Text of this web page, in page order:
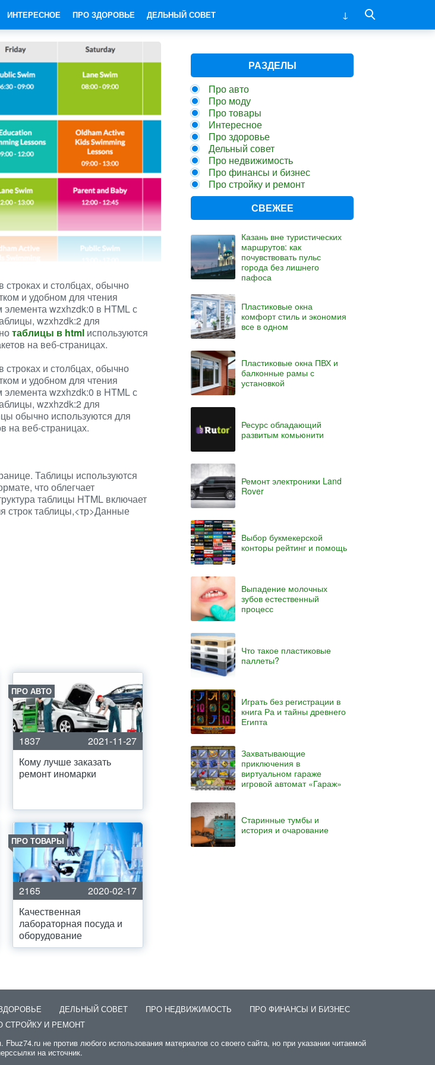
ИНТЕРЕСНОЕ ПРО ЗДОРОВЬЕ ДЕЛЬНЫЙ СОВЕТ
и столбцах, обычно
и удобном для чтения
wzxhzdk:0 в HTML с
wzxhzdk:2 для
таблицы в html используются
на веб-страницах.
и столбцах, обычно
и удобном для чтения
wzxhzdk:0 в HTML с
wzxhzdk:2 для
обычно используются для
на веб-страницах.
Таблицы используются
что облегчает
таблицы HTML включает
строк таблицы,<тр>Данные
ПРО АВТО
1837
2021-11-27
Кому лучше заказать
ремонт иномарки
ПРО ТОВАРЫ
2165
2020-02-17
Качественная
лабораторная посуда и
оборудование
РАЗДЕЛЫ
Про авто
Про моду
Про товары
Интересное
Про здоровье
Дельный совет
Про недвижимость
Про финансы и бизнес
Про стройку и ремонт
СВЕЖЕЕ
Казань вне туристических
маршрутов: как
почувствовать пульс
города без лишнего
пафоса
Пластиковые окна
комфорт стиль и экономия
все в одном
Пластиковые окна ПВХ и
балконные рамы с
установкой
Ресурс обладающий
развитым комьюнити
Ремонт электроники Land
Rover
Выбор букмекерской
конторы рейтинг и помощь
Выпадение молочных
зубов естественный
процесс
Что такое пластиковые
паллеты?
Играть без регистрации в
книга Ра и тайны древнего
Египта
Захватывающие
приключения в
виртуальном гараже
игровой автомат «Гараж»
Старинные тумбы и
история и очарование
ДЕЛЬНЫЙ СОВЕТ ПРО НЕДВИЖИМОСТЬ
ПРО ФИНАНСЫ И БИЗНЕС
СТРОЙКУ И РЕМОНТ
не против любого использования материалов со своего сайта, но при указании читаемой
на источник.